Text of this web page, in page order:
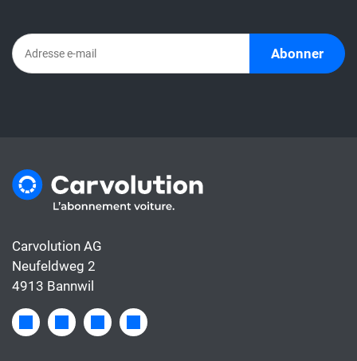
abonnement automobile. En effet,
l'abonnement comprend déjà tous les coûts
de la voiture, alors que le taux de leasing ne
Abonner
Carvolution AG
Neufeldweg 2
4913 Bannwil